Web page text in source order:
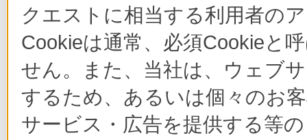
クエストに相当する利用者の
Cookieは通常、必須Cookieと
せん。また、当社は、ウェブ
するため、あるいは個々のお
サービス・広告を提供する等